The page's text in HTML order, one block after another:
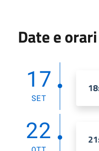
Date e orari
17
SET
22